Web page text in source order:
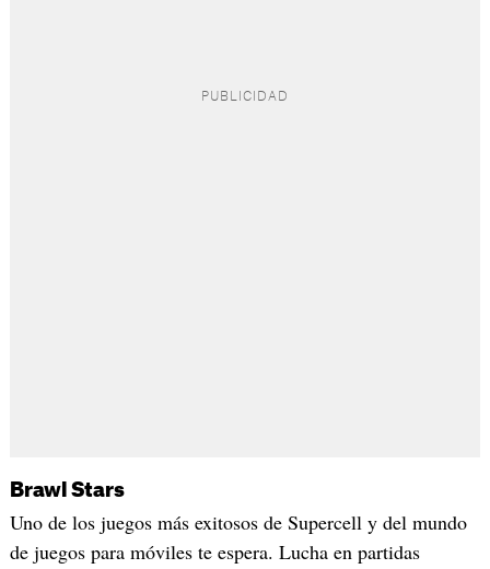
Brawl Stars
Uno de los juegos más exitosos de Supercell y del mundo
de juegos para móviles te espera. Lucha en partidas